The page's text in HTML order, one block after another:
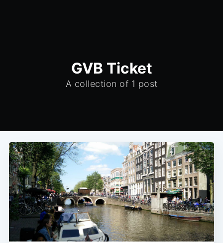
GVB Ticket
A collection of 1 post